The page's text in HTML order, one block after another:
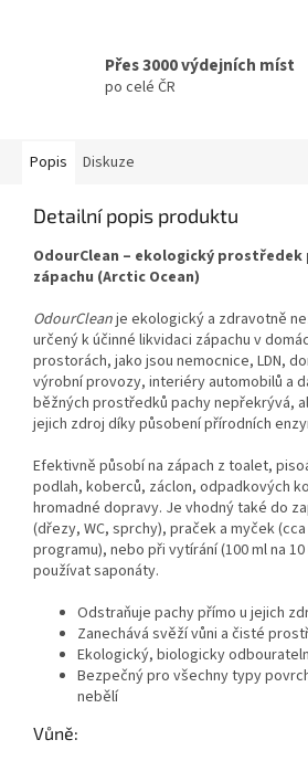
Přes 3000 výdejních míst
po celé ČR
Popis Diskuze
Detailní popis produktu
OdourClean – ekologický
zápachu (Arctic Ocean)
OdourCleanje ekologický a zdravotně
určený k účinné likvidaci zápachu v
prostorách, jako jsou nemocnice, LDN,
výrobní provozy, interiéry automobilů a
běžných prostředků pachy nepřekrývá,
jejich zdroj díky působení přírodních
Efektivně působí na zápach z toalet,
podlah, koberců, záclon, odpadkových
hromadné dopravy. Je vhodný také do
(dřezy, WC, sprchy), praček a myček
programu), nebo při vytírání (100 ml na
používat saponáty.
Odstraňuje pachy přímo u jejich
Zanechává svěží vůni a čisté
Ekologický, biologicky
Bezpečný pro všechny typy
nebělí
Vůně: